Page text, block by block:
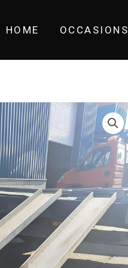
HOME OCCASIONS